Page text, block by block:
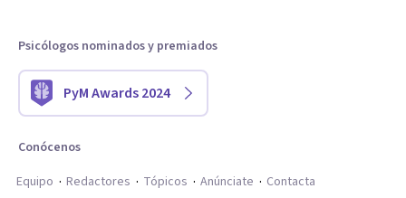
Psicólogos nominados y premiados
PyM Awards 2024
Conócenos
Equipo
Redactores Tópicos Anúnciate Contacta